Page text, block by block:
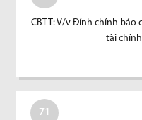
CBTT: V/v Đính chính báo
tài
71